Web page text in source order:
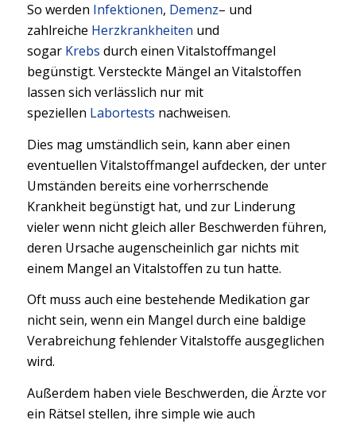
So werden Infektionen, Demenz– und
zahlreiche Herzkrankheiten und
sogar Krebs durch einen Vitalstoffmangel
begünstigt. Versteckte Mängel an Vitalstoffen
lassen sich verlässlich nur mit
speziellen Labortests nachweisen.
Dies mag umständlich sein, kann aber einen
eventuellen Vitalstoffmangel aufdecken, der unter
Umständen bereits eine vorherrschende
Krankheit begünstigt hat, und zur Linderung
vieler wenn nicht gleich aller Beschwerden führen,
deren Ursache augenscheinlich gar nichts mit
einem Mangel an Vitalstoffen zu tun hatte.
Oft muss auch eine bestehende Medikation gar
nicht sein, wenn ein Mangel durch eine baldige
Verabreichung fehlender Vitalstoffe ausgeglichen
wird.
Außerdem haben viele Beschwerden, die Ärzte vor
ein Rätsel stellen, ihre simple wie auch